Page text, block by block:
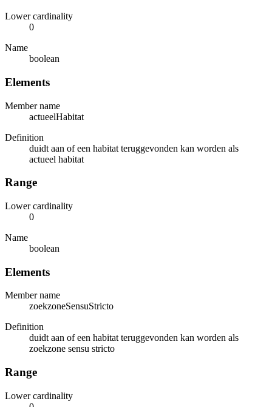
Lower cardinality
0
Name
boolean
Elements
Member name
actueelHabitat
Definition
duidt aan of een habitat teruggevonden kan worden als
actueel habitat
Range
Lower cardinality
0
Name
boolean
Elements
Member name
zoekzoneSensuStricto
Definition
duidt aan of een habitat teruggevonden kan worden als
zoekzone sensu stricto
Range
Lower cardinality